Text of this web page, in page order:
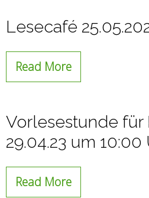
Lesecafé
Read More
Vorlesestunde für
29.04.23 um 10:00
Read More